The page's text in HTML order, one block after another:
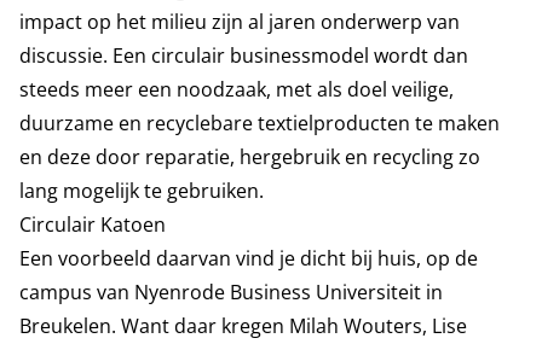
impact op het milieu zijn al jaren onderwerp van
discussie. Een circulair businessmodel wordt dan
steeds meer een noodzaak, met als doel veilige,
duurzame en recyclebare textielproducten te maken
en deze door reparatie, hergebruik en recycling zo
lang mogelijk te gebruiken.
Circulair Katoen
Een voorbeeld daarvan vind je dicht bij huis, op de
campus van Nyenrode Business Universiteit in
Breukelen. Want daar kregen Milah Wouters, Lise